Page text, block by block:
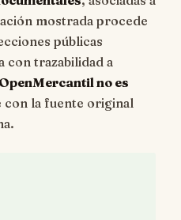
mostrada procede
públicas
con trazabilidad a
OpenMercantil no es
con la fuente original